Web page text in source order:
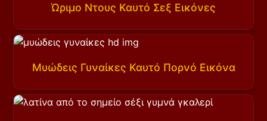
Ώριμο Ντους Καυτό Σεξ Εικόνες
Μυώδεις Γυναίκες Καυτό Πορνό Εικόνα